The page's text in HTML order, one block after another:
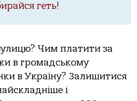
геть!
Чим платити за
в громадському
в Україну? Залишитися
і